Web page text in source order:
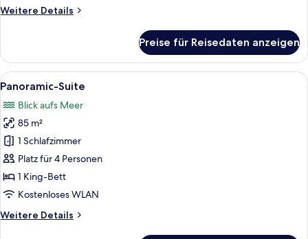
Weitere Details
Weitere
1 King-
Bett
(Cap-
Preise für Reisedaten anzeigen
Alle
Fotos
für
Panoramic-
Suite
anzeigen
Ein Hotelzimmer mit Bett,
8
Panoramic-Suite
Blick aufs Meer
85 m²
1 Schlafzimmer
Platz für 4 Personen
1 King-Bett
Kostenloses WLAN
Weitere Details
Weitere